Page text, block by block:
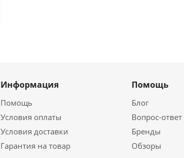
Информация
Помощь
Условия оплаты
Условия доставки
Гарантия на товар
Помощь
Блог
Вопрос-ответ
Бренды
Обзоры